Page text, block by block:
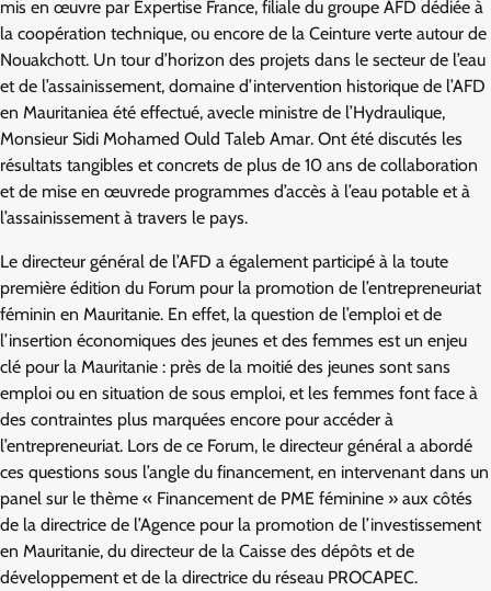
mis en œuvre par Expertise France, filiale du groupe AFD dédiée à
la coopération technique, ou encore de la Ceinture verte autour de
Nouakchott. Un tour d’horizon des projets dans le secteur de l’eau
et de l’assainissement, domaine d’intervention historique de l’AFD
en Mauritaniea été effectué, avecle ministre de l’Hydraulique,
Monsieur Sidi Mohamed Ould Taleb Amar. Ont été discutés les
résultats tangibles et concrets de plus de 10 ans de collaboration
et de mise en œuvrede programmes d’accès à l’eau potable et à
l’assainissement à travers le pays.
Le directeur général de l’AFD a également participé à la toute
première édition du Forum pour la promotion de l’entrepreneuriat
féminin en Mauritanie. En effet, la question de l’emploi et de
l’insertion économiques des jeunes et des femmes est un enjeu
clé pour la Mauritanie : près de la moitié des jeunes sont sans
emploi ou en situation de sous emploi, et les femmes font face à
des contraintes plus marquées encore pour accéder à
l’entrepreneuriat. Lors de ce Forum, le directeur général a abordé
ces questions sous l’angle du financement, en intervenant dans un
panel sur le thème « Financement de PME féminine » aux côtés
de la directrice de l’Agence pour la promotion de l’investissement
en Mauritanie, du directeur de la Caisse des dépôts et de
développement et de la directrice du réseau PROCAPEC.